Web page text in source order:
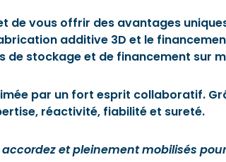
de vous offrir des avantages
additive 3D et le
stockage et de financement sur
par un fort esprit collaboratif.
réactivité, fiabilité et sureté.
et pleinement mobilisés